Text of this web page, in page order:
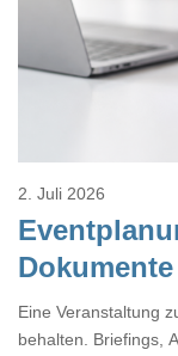
2. Juli 2026
Eine Veranstaltung
behalten. Briefings,